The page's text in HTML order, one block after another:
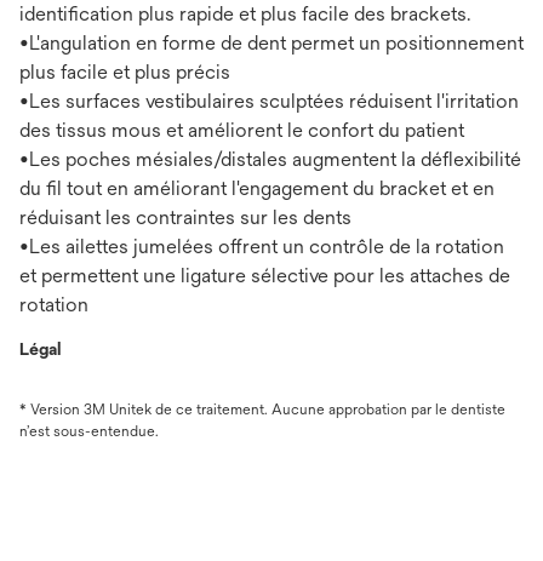
identification plus rapide et plus facile des brackets.
•L'angulation en forme de dent permet un positionnement
plus facile et plus précis
•Les surfaces vestibulaires sculptées réduisent l'irritation
des tissus mous et améliorent le confort du patient
•Les poches mésiales/distales augmentent la déflexibilité
du fil tout en améliorant l'engagement du bracket et en
réduisant les contraintes sur les dents
•Les ailettes jumelées offrent un contrôle de la rotation
et permettent une ligature sélective pour les attaches de
rotation
Légal
* Version 3M Unitek de ce traitement. Aucune approbation par le dentiste
n’est sous-entendue.